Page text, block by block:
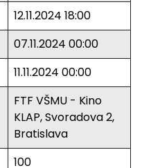
12.11.2024 18:00
07.11.2024 00:00
11.11.2024 00:00
FTF VŠMU - Kino
KLAP, Svoradova 2,
Bratislava
100